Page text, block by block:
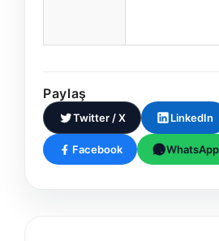
Paylaş
Twitter / X LinkedIn
Facebook WhatsApp